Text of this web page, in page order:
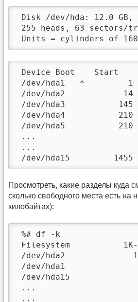
Disk /dev/hda: 12.0 GB,
255 heads, 63 sectors/
Units = cylinders of
Device Boot    Start
/dev/hda1   *         1
/dev/hda2            14
/dev/hda3           145
/dev/hda4           210
/dev/hda5           210
...
...
/dev/hda15
Просмотреть, какие разделы куда
сколько свободного места есть на
килобайтах):
%# df -k
Filesystem           1K-
/dev/hda2
/dev/hda1
/dev/hda15
...
...